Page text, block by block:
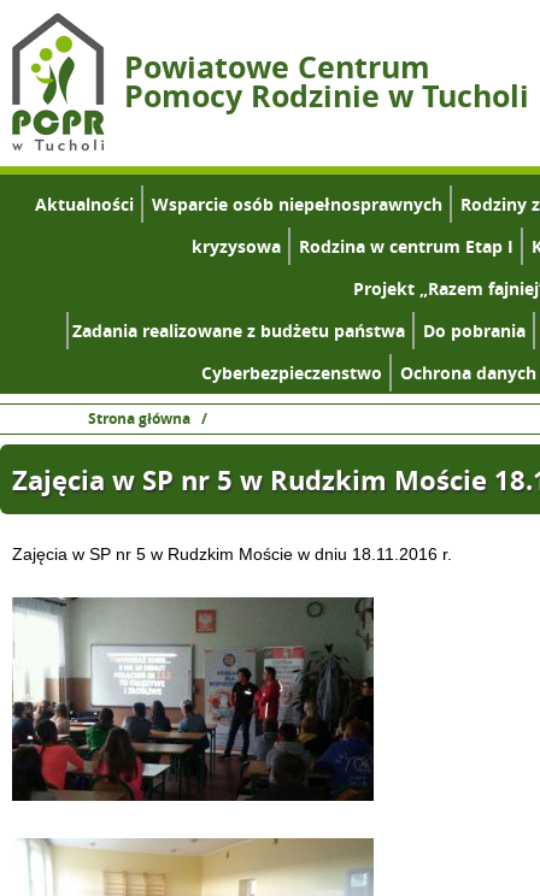
Powiatowe Centrum
Pomocy Rodzinie w Tucholi
Aktualności Wsparcie osób niepełnosprawnych
Rodziny
kryzysowa
Rodzina w centrum Etap I
Projekt „Razem
Zadania realizowane z budżetu państwa
Do pobrania
Cyberbezpieczenstwo
Ochrona
Strona główna /
Zajęcia w SP nr 5 w Rudzkim Moście
Zajęcia w SP nr 5 w Rudzkim Moście w dniu 18.11.2016 r.